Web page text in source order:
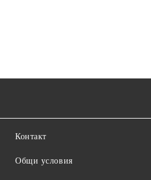
Контакт
Общи условия